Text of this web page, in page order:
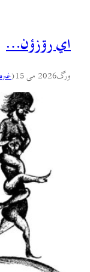
اي رۊزؤن…
ورگ2026 می 15 (غىره